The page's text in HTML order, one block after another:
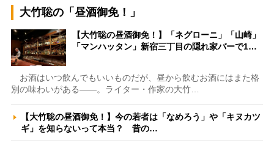
大竹聡の「昼酒御免！」
【大竹聡の昼酒御免！】「ネグローニ」「山崎」
「マンハッタン」新宿三丁目の隠れ家バーで1…
お酒はいつ飲んでもいいものだが、昼から飲むお酒にはまた格
別の味わいがある――。ライター・作家の大竹…
【大竹聡の昼酒御免！】今の若者は「なめろう」や「キヌカツ
ギ」を知らないって本当？ 昔の…